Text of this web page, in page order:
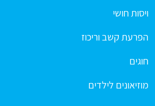
ויסות חושי
הפרעת קשב וריכוז
חוגים
מוזיאונים לילדים